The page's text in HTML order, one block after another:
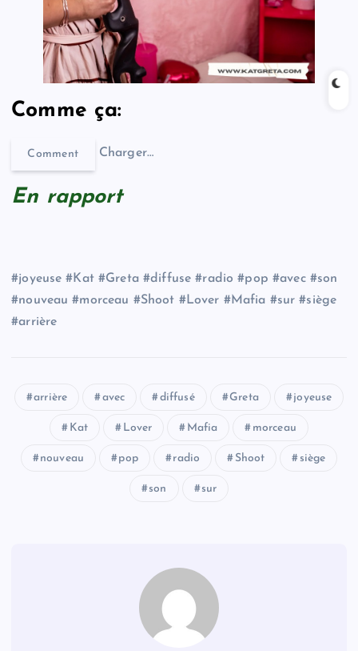
Comme ça:
Comment Charger…
En rapport
#joyeuse #Kat #Greta #diffuse #radio #pop #avec #son
#nouveau #morceau #Shoot #Lover #Mafia #sur #siège
#arrière
arrière avec diffusé Greta joyeuse
Kat Lover Mafia morceau
nouveau pop radio Shoot siège
son sur